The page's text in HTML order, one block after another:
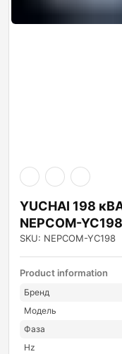
YUCHAI 198
NEPCOM-YC198
SKU: NEPCOM-YC198
Product information
Бренд
Модель
Фаза
Hz